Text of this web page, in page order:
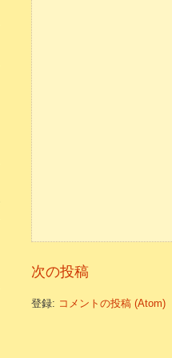
次の投稿
登録: コメントの投稿 (Atom)